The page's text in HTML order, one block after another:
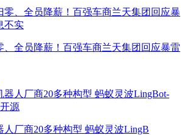
、全员降薪！百强车商兰天集团回应暴雷
人厂商20多种构型 蚂蚁灵波LingB